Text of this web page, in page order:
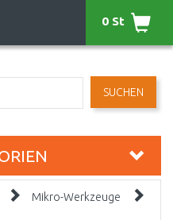
SUCHEN
0 St
Mikro-Werkzeuge